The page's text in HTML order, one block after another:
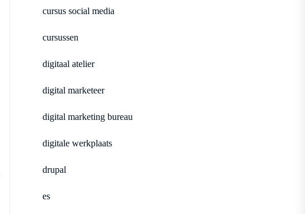
cursus social media
cursussen
digitaal atelier
digital marketeer
digital marketing bureau
digitale werkplaats
drupal
es